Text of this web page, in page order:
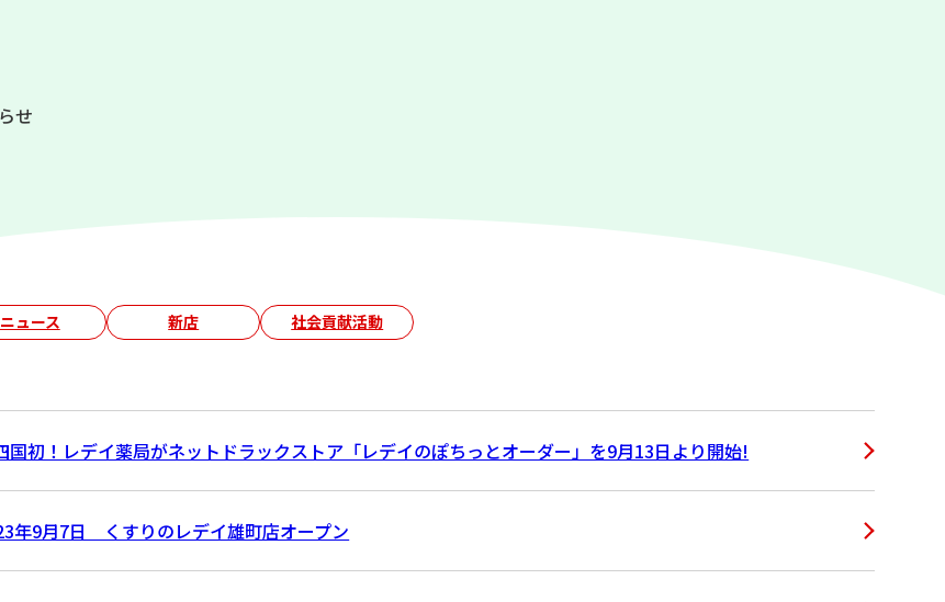
せ
ニュース 新店 社会貢献活動
国初！レデイ薬局がネットドラックストア「レデイのぽちっとオーダー」を9月13日より開始!
年9月7日 くすりのレデイ雄町店オープン